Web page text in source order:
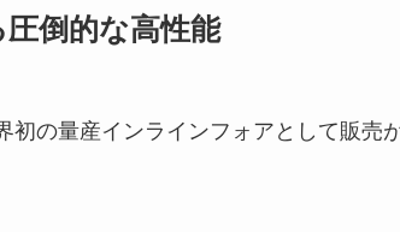
倒的な高性能
の量産インラインフォアとして販売